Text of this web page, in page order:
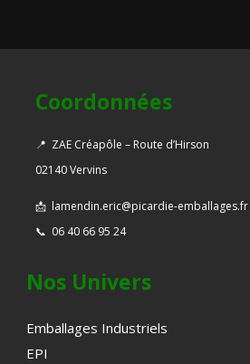
Coordonnées
📍 ZAE Créapôle – Route d’Hirson
02140 Vervins
📩 lamendin.eric@picardie-emballages.fr
📞 06 40 66 95 24
Nos Univers
Emballages Industriels
EPI